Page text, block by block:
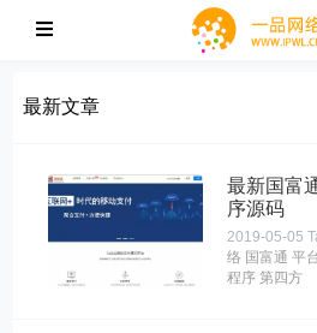
最新文章
最新国富
序源码
2019-05-05
络 国富通 平
程序 第四方